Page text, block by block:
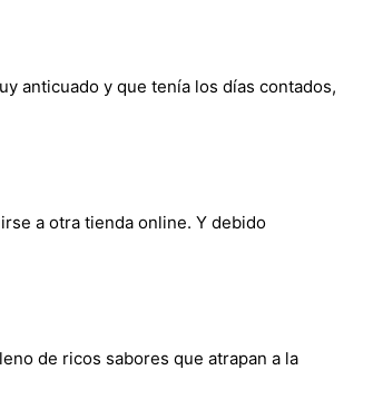
anticuado y que tenía los días contados,
a otra tienda online. Y debido
de ricos sabores que atrapan a la